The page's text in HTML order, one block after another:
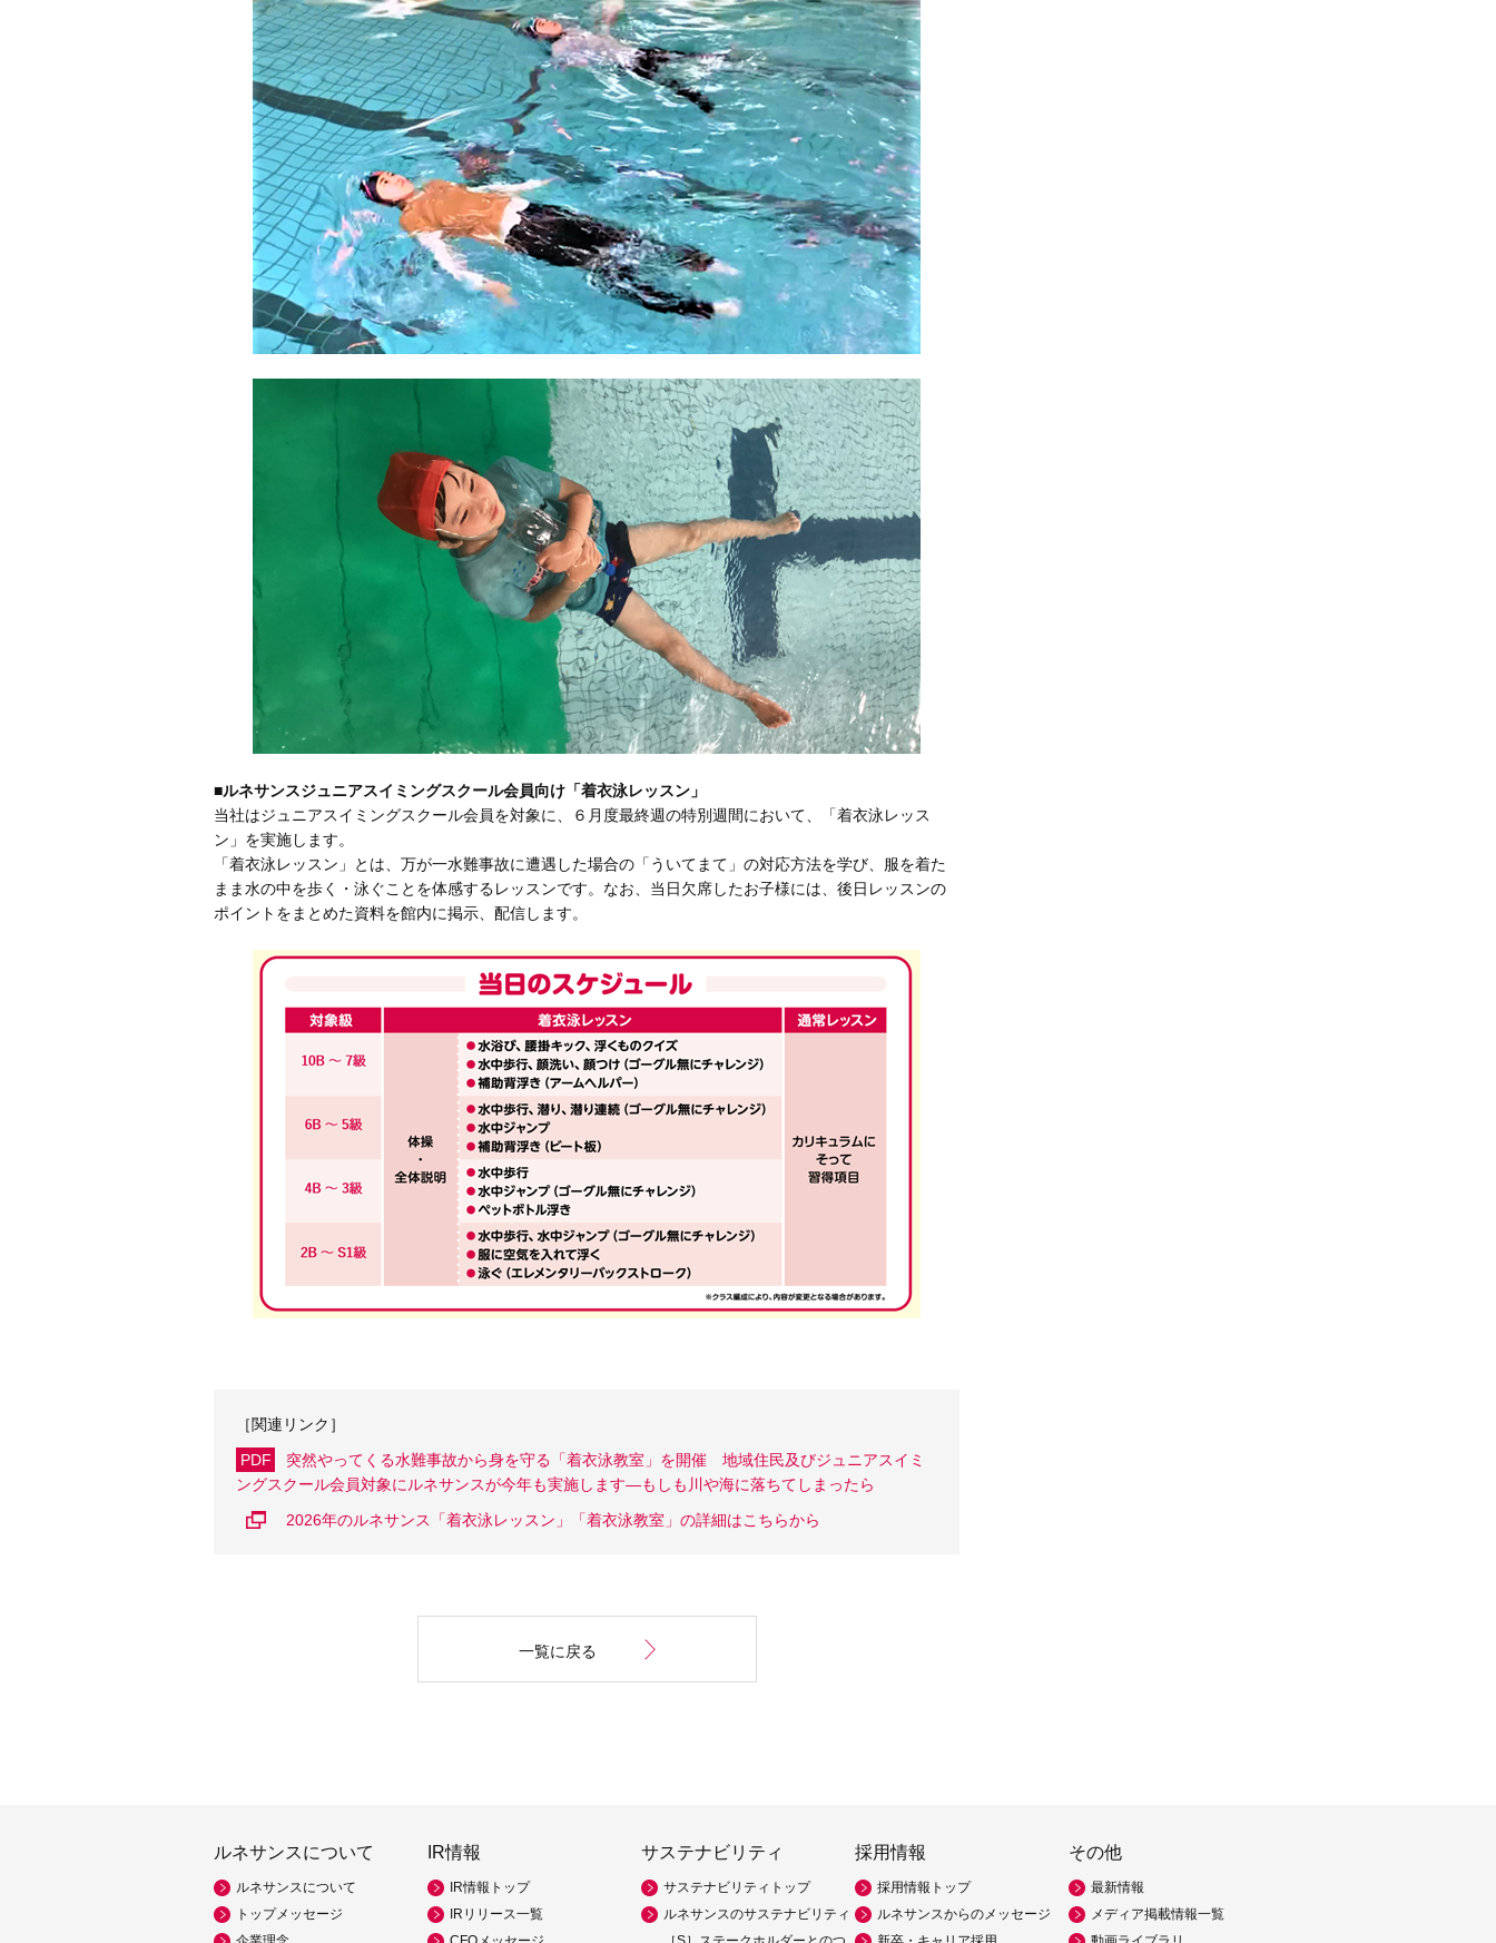
■ルネサンスジュニアスイミングスクール会員向け「着衣泳レッスン」
当社はジュニアスイミングスクール会員を対象に、６月度最終週の特別週間において、「着衣泳レッス
ン」を実施します。
「着衣泳レッスン」とは、万が一水難事故に遭遇した場合の「ういてまて」の対応方法を学び、服を着た
まま水の中を歩く・泳ぐことを体感するレッスンです。なお、当日欠席したお子様には、後日レッスンの
ポイントをまとめた資料を館内に掲示、配信します。
［関連リンク］
PDF
突然やってくる水難事故から身を守る「着衣泳教室」を開催 地域住民及びジュニアスイミ
ングスクール会員対象にルネサンスが今年も実施します―もしも川や海に落ちてしまったら
2026年のルネサンス「着衣泳レッスン」「着衣泳教室」の詳細はこちらから
一覧に戻る
ルネサンスについて
ルネサンスについて
トップメッセージ
IR情報
IR情報トップ
IRリリース一覧
サステナビリティ
サステナビリティトップ
ルネサンスのサステナビリティ
採用情報
採用情報トップ
ルネサンスからのメッセージ
その他
最新情報
メディア掲載情報一覧